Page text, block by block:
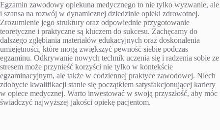
Egzamin zawodowy opiekuna medycznego to nie tylko wyzwanie, ale
i szansa na rozwój w dynamicznej dziedzinie opieki zdrowotnej.
Zrozumienie jego struktury oraz odpowiednie przygotowanie
teoretyczne i praktyczne są kluczem do sukcesu. Zachęcamy do
dalszego zgłębiania materiałów edukacyjnych oraz doskonalenia
umiejętności, które mogą zwiększyć pewność siebie podczas
egzaminu. Odkrywanie nowych technik uczenia się i radzenia sobie ze
stresem może przynieść korzyści nie tylko w kontekście
egzaminacyjnym, ale także w codziennej praktyce zawodowej. Niech
zdobycie kwalifikacji stanie się początkiem satysfakcjonującej kariery
w opiece medycznej. Warto inwestować w swoją przyszłość, aby móc
świadczyć najwyższej jakości opiekę pacjentom.